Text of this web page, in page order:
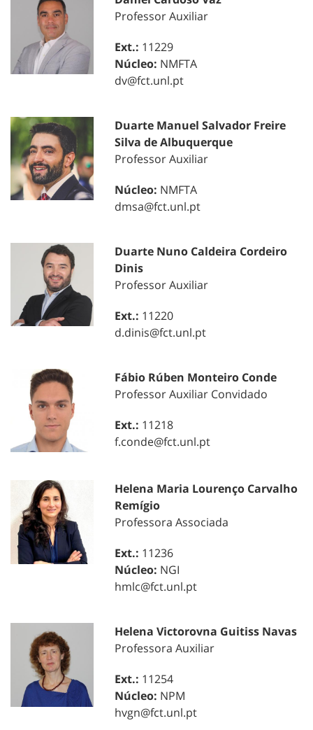
Professor Auxiliar
Ext.: 11229
Núcleo: NMFTA
dv@fct.unl.pt
Duarte Manuel Salvador Freire
Silva de Albuquerque
Professor Auxiliar
Núcleo: NMFTA
dmsa@fct.unl.pt
Duarte Nuno Caldeira Cordeiro
Dinis
Professor Auxiliar
Ext.: 11220
d.dinis@fct.unl.pt
Fábio Rúben Monteiro Conde
Professor Auxiliar Convidado
Ext.: 11218
f.conde@fct.unl.pt
Helena Maria Lourenço Carvalho
Remígio
Professora Associada
Ext.: 11236
Núcleo: NGI
hmlc@fct.unl.pt
Helena Victorovna Guitiss Navas
Professora Auxiliar
Ext.: 11254
Núcleo: NPM
hvgn@fct.unl.pt